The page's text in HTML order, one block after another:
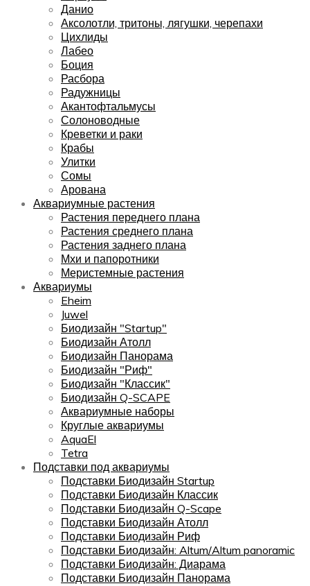
Данио
Аксолотли, тритоны, лягушки, черепахи
Цихлиды
Лабео
Боция
Расбора
Радужницы
Акантофтальмусы
Солоноводные
Креветки и раки
Крабы
Улитки
Сомы
Арована
Аквариумные растения
Растения переднего плана
Растения среднего плана
Растения заднего плана
Мхи и папоротники
Меристемные растения
Аквариумы
Eheim
Juwel
Биодизайн "Startup"
Биодизайн Атолл
Биодизайн Панорама
Биодизайн "Риф"
Биодизайн "Классик"
Биодизайн Q-SCAPE
Аквариумные наборы
Круглые аквариумы
AquaEl
Tetra
Подставки под аквариумы
Подставки Биодизайн Startup
Подставки Биодизайн Классик
Подставки Биодизайн Q-Scape
Подставки Биодизайн Атолл
Подставки Биодизайн Риф
Подставки Биодизайн: Altum/Altum panoramic
Подставки Биодизайн: Диарама
Подставки Биодизайн Панорама